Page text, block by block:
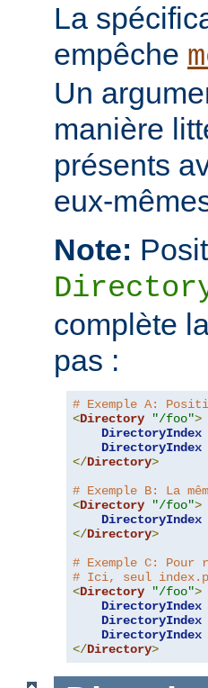
La
empêche
Un
manière
présents
eux-
Note:
complète
pas :
# Exemple A:
<Directory "/foo">
DirectoryIndex
DirectoryIndex
</Directory>
# Exemple B: La
<Directory "/foo">
DirectoryIndex
</Directory>
# Exemple C:
# Ici, seul
<Directory "/foo">
DirectoryIndex
DirectoryIndex
DirectoryIndex
</Directory>